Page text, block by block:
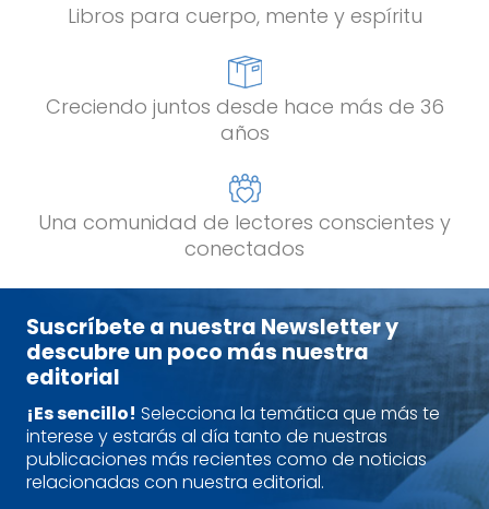
Libros para cuerpo, mente y espíritu
Creciendo juntos desde hace más de 36
años
Una comunidad de lectores conscientes y
conectados
Suscríbete a nuestra Newsletter y
descubre un poco más nuestra
editorial
¡Es sencillo! Selecciona la temática que más te
interese y estarás al día tanto de nuestras
publicaciones más recientes como de noticias
relacionadas con nuestra editorial.